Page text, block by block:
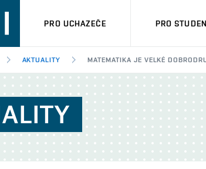
PRO UCHAZEČE PRO
AKTUALITY MATEMATIKA JE VELKÉ